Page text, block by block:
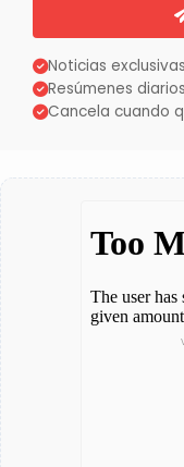
Noticias exclusivas
Resúmenes diarios
Cancela cuando